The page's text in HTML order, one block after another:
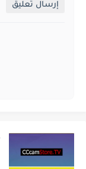
إرسال تعليق